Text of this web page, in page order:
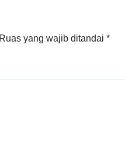
Ruas yang wajib ditandai *